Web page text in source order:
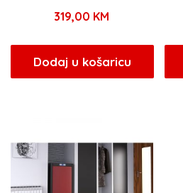
319,00 KM
Dodaj u košaricu